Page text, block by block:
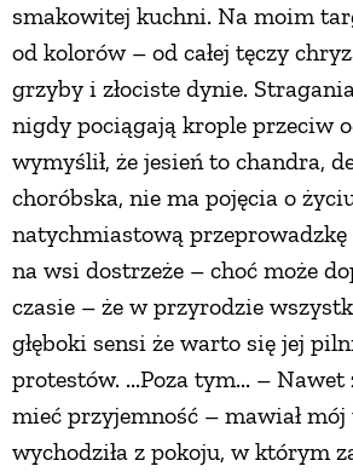
smakowitej kuchni. Na moim
od kolorów – od całej tęczy
grzyby i złociste dynie.
nigdy pociągają krople przeciw
wymyślił, że jesień to chandra,
choróbska, nie ma pojęcia o
natychmiastową
na wsi dostrzeże – choć może
czasie – że w przyrodzie
głęboki sensi że warto się jej
protestów. ...Poza tym... –
mieć przyjemność – mawiał
wychodziła z pokoju, w którym